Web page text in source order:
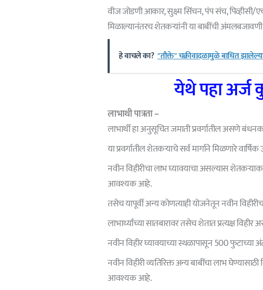
वीज जोडणी आकार, सुक्ष्म सिंचन, पंप संच, पिव्हीसी/
मिळाल्यानंतरच शेतकऱ्यांनी या बाबींची
हे वाचले का? "तौक्ते" चक्रीवादळामुळे बाधित
येथे पहा अर्ज
लाभाथी पात्रता –
लाभार्थी हा अनुसूचित जमाती प्रवर्गातील असणे
या प्रवर्गातील शेतकऱ्याचे सर्व मार्गाने मिळणारे
नवीन विहीरीचा लाभ घ्यावयाचा असल्यास
आवश्यक आहे.
तसेच यापूर्वी अन्य कोणत्याही योजनेतून नवीन
लाभार्थ्यांच्या सातबारावर तसेच शेतात प्रत्यक्ष
नवीन विहीर घ्यावयाच्या स्थळापासून 500 फुटाच्या
नवीन विहीरी व्यतिरिक्त अन्य बाबींचा लाभ
आवश्यक आहे.